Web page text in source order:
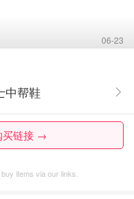
06-23
中帮鞋
买链接 →
items via our links.